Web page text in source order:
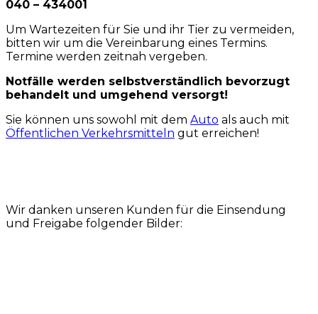
040 – 434001
Um Wartezeiten für Sie und ihr Tier zu vermeiden,
bitten wir um die Vereinbarung eines Termins.
Termine werden zeitnah vergeben.
Notfälle werden selbstverständlich bevorzugt
behandelt und umgehend versorgt!
Sie können uns sowohl mit dem Auto als auch mit
Öffentlichen Verkehrsmitteln gut erreichen!
Wir danken unseren Kunden für die Einsendung
und Freigabe folgender Bilder: